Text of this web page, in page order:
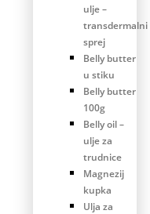
ulje –
transdermalni
sprej
Belly butter
u stiku
Belly butter
100g
Belly oil –
ulje za
trudnice
Magnezij
kupka
Ulja za